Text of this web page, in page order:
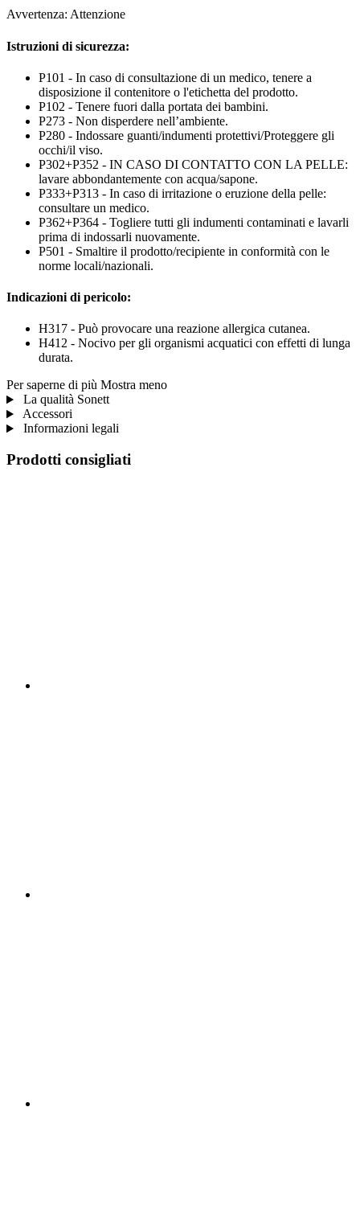
Avvertenza: Attenzione
Istruzioni di sicurezza:
P101 - In caso di consultazione di un medico, tenere a
disposizione il contenitore o l'etichetta del prodotto.
P102 - Tenere fuori dalla portata dei bambini.
P273 - Non disperdere nell’ambiente.
P280 - Indossare guanti/indumenti protettivi/Proteggere gli
occhi/il viso.
P302+P352 - IN CASO DI CONTATTO CON LA PELLE:
lavare abbondantemente con acqua/sapone.
P333+P313 - In caso di irritazione o eruzione della pelle:
consultare un medico.
P362+P364 - Togliere tutti gli indumenti contaminati e lavarli
prima di indossarli nuovamente.
P501 - Smaltire il prodotto/recipiente in conformità con le
norme locali/nazionali.
Indicazioni di pericolo:
H317 - Può provocare una reazione allergica cutanea.
H412 - Nocivo per gli organismi acquatici con effetti di lunga
durata.
Per saperne di più Mostra meno
La qualità Sonett
Accessori
Informazioni legali
Prodotti consigliati